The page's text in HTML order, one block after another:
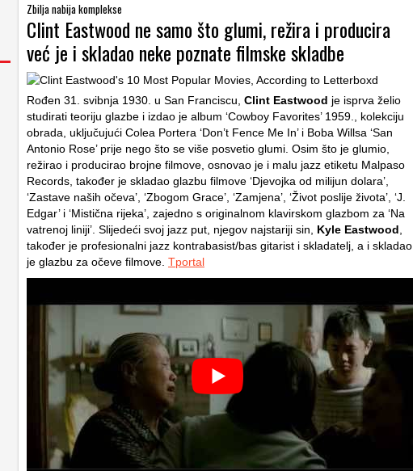
Zbilja nabija komplekse
Clint Eastwood ne samo što glumi, režira i producira
već je i skladao neke poznate filmske skladbe
Rođen 31. svibnja 1930. u San Franciscu, Clint Eastwood je isprva želio
studirati teoriju glazbe i izdao je album ‘Cowboy Favorites’ 1959., kolekciju
obrada, uključujući Colea Portera ‘Don’t Fence Me In’ i Boba Willsa ‘San
Antonio Rose’ prije nego što se više posvetio glumi. Osim što je glumio,
režirao i producirao brojne filmove, osnovao je i malu jazz etiketu Malpaso
Records, također je skladao glazbu filmove ‘Djevojka od milijun dolara’,
‘Zastave naših očeva’, ‘Zbogom Grace’, ‘Zamjena’, ‘Život poslije života’, ‘J.
Edgar’ i ‘Mistična rijeka’, zajedno s originalnom klavirskom glazbom za ‘Na
vatrenoj liniji’. Slijedeći svoj jazz put, njegov najstariji sin, Kyle Eastwood
također je profesionalni jazz kontrabasist/bas gitarist i skladatelj, a i skladao
je glazbu za očeve filmove. Tportal